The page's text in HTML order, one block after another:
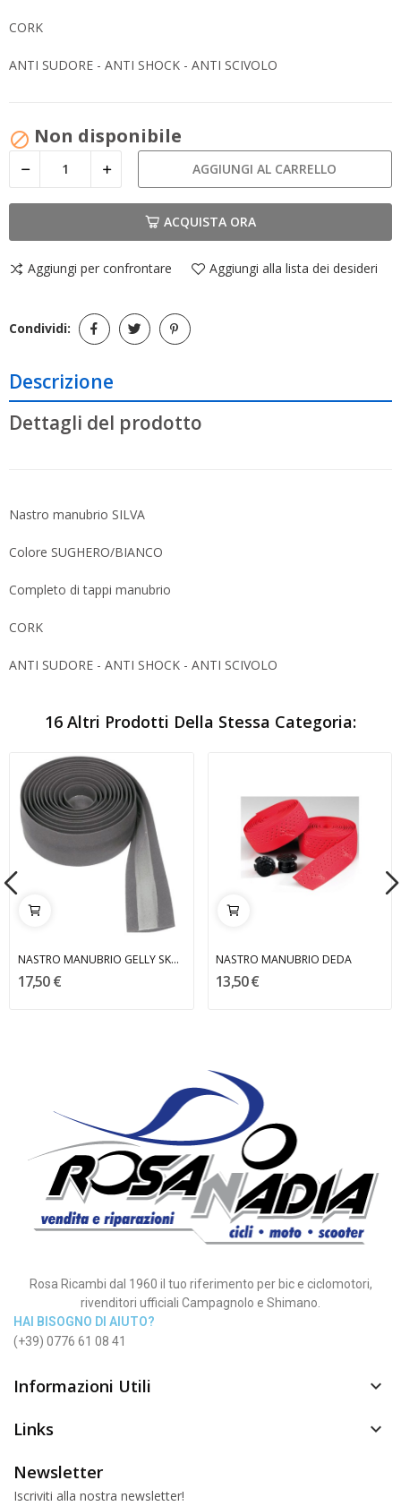
CORK
ANTI SUDORE - ANTI SHOCK - ANTI SCIVOLO
 Non disponibile
AGGIUNGI AL CARRELLO
ACQUISTA ORA
Aggiungi per confrontare Aggiungi alla lista dei desideri
Condividi:
Descrizione
Dettagli del prodotto
Nastro manubrio SILVA
Colore SUGHERO/BIANCO
Completo di tappi manubrio
CORK
ANTI SUDORE - ANTI SHOCK - ANTI SCIVOLO
16 Altri Prodotti Della Stessa Categoria:
NASTRO MANUBRIO GELLY SKUAD
17,50 €
NASTRO MANUBRIO DEDA
13,50 €
Rosa Ricambi dal 1960 il tuo riferimento per bic e ciclomotori,
rivenditori ufficiali Campagnolo e Shimano.
HAI BISOGNO DI AIUTO?
(+39) 0776 61 08 41
Informazioni Utili 
Links 
Newsletter
Iscriviti alla nostra newsletter!